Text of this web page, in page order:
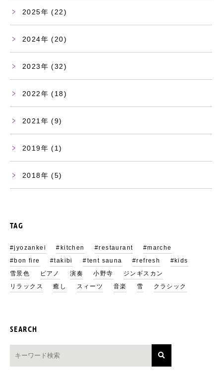
2025 (22)
2024 (20)
2023 (32)
2022 (18)
2021 (9)
2019 (1)
2018 (5)
TAG
#jyozankei #kitchen #restaurant
#marche
#bon fire
#takibi #tent sauna #refresh
#kids
雪景色
ピアノ 演奏 小野寺
ジンギスカン
リラックス
癒し スィーツ 音楽 雪 クラシック
SEARCH